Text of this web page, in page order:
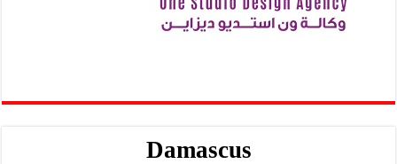
Damascus